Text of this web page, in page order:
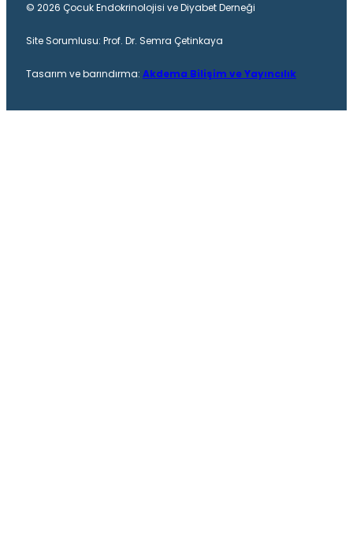
© 2026 Çocuk Endokrinolojisi ve Diyabet Derneği
Site Sorumlusu: Prof. Dr. Semra Çetinkaya
Tasarım ve barındırma: Akdema Bilişim ve Yayıncılık